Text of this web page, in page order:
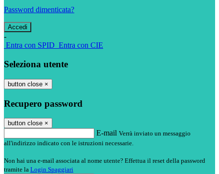
Password dimenticata?
-
Entra con SPID Entra con CIE
Seleziona utente
button close ×
Recupero password
button close ×
E-mail Verrà inviato un messaggio
all'indirizzo indicato con le istruzioni necessarie.
Non hai una e-mail associata al nome utente? Effettua il reset della password
tramite la Login Spaggiari